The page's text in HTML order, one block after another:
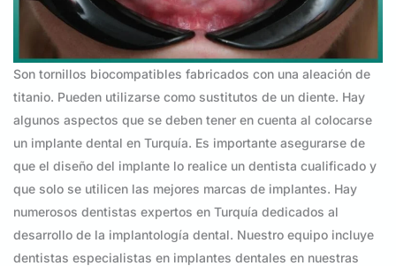
Son tornillos biocompatibles fabricados con una aleación de
titanio. Pueden utilizarse como sustitutos de un diente. Hay
algunos aspectos que se deben tener en cuenta al colocarse
un implante dental en Turquía. Es importante asegurarse de
que el diseño del implante lo realice un dentista cualificado y
que solo se utilicen las mejores marcas de implantes. Hay
numerosos dentistas expertos en Turquía dedicados al
desarrollo de la implantología dental. Nuestro equipo incluye
dentistas especialistas en implantes dentales en nuestras